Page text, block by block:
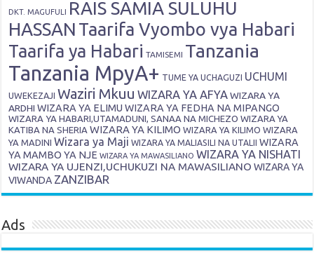
DKT. MAGUFULI RAIS SAMIA SULUHU
HASSAN Taarifa Vyombo vya Habari
Taarifa ya Habari TAMISEMI Tanzania
Tanzania MpyA+ TUME YA UCHAGUZI UCHUMI
UWEKEZAJI Waziri Mkuu WIZARA YA AFYA WIZARA YA
ARDHI WIZARA YA ELIMU WIZARA YA FEDHA NA MIPANGO
WIZARA YA HABARI,UTAMADUNI, SANAA NA MICHEZO WIZARA YA
KATIBA NA SHERIA WIZARA YA KILIMO WIZARA YA KILIMO WIZARA
YA MADINI Wizara ya Maji WIZARA YA MALIASILI NA UTALII WIZARA
YA MAMBO YA NJE WIZARA YA MAWASILIANO WIZARA YA NISHATI
WIZARA YA UJENZI,UCHUKUZI NA MAWASILIANO WIZARA YA
VIWANDA ZANZIBAR
Ads